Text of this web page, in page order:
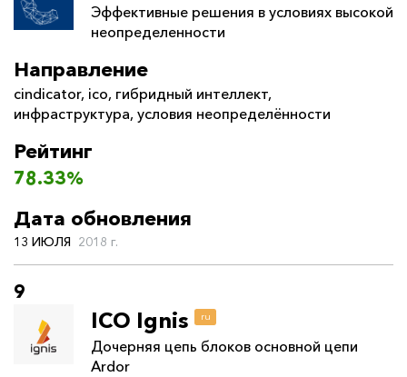
Эффективные решения в условиях высокой
неопределенности
Направление
cindicator, ico, гибридный интеллект,
инфраструктура, условия неопределённости
Рейтинг
78.33%
Дата обновления
13 ИЮЛЯ 2018 г.
9
ICO Ignis ru
Дочерняя цепь блоков основной цепи
Ardor